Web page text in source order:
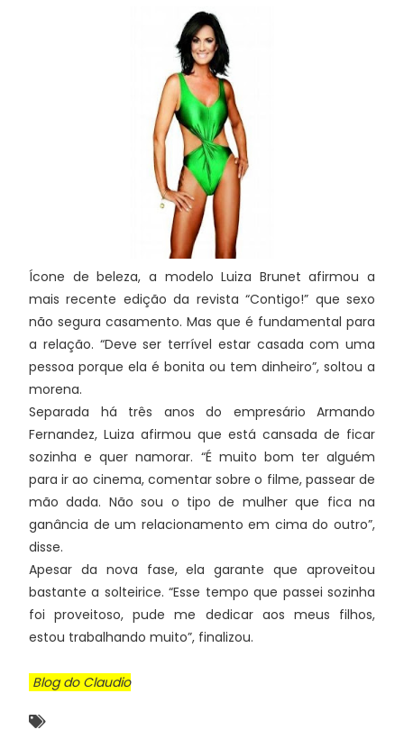
Ícone de beleza, a modelo Luiza Brunet afirmou a
mais recente edição da revista “Contigo!” que sexo
não segura casamento. Mas que é fundamental para
a relação. “Deve ser terrível estar casada com uma
pessoa porque ela é bonita ou tem dinheiro”, soltou a
morena.
Separada há três anos do empresário Armando
Fernandez, Luiza afirmou que está cansada de ficar
sozinha e quer namorar. “É muito bom ter alguém
para ir ao cinema, comentar sobre o filme, passear de
mão dada. Não sou o tipo de mulher que fica na
ganância de um relacionamento em cima do outro”,
disse.
Apesar da nova fase, ela garante que aproveitou
bastante a solteirice. “Esse tempo que passei sozinha
foi proveitoso, pude me dedicar aos meus filhos,
estou trabalhando muito”, finalizou.
Blog do Claudio